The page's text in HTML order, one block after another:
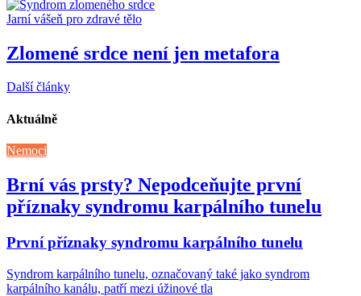
Jarní vášeň pro zdravé tělo
Zlomené srdce není jen metafora
Další články
Aktuálně
Nemoci
Brní vás prsty? Nepodceňujte první
příznaky syndromu karpálního tunelu
První příznaky syndromu karpálního tunelu
Syndrom karpálního tunelu, označovaný také jako syndrom
karpálního kanálu, patří mezi úžinové tla